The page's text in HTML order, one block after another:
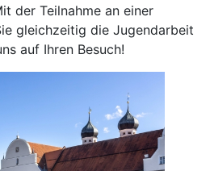
der Teilnahme an einer
gleichzeitig die Jugendarbeit
auf Ihren Besuch!